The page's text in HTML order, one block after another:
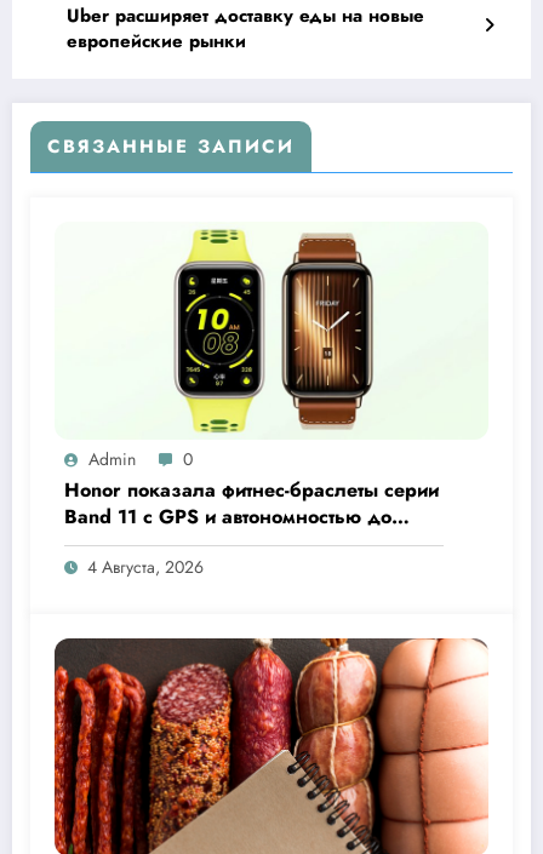
Uber расширяет доставку еды на новые
европейские рынки
СВЯЗАННЫЕ ЗАПИСИ
Admin 0
Honor показала фитнес-браслеты серии
Band 11 с GPS и автономностью до
26 дней
4 Августа, 2026